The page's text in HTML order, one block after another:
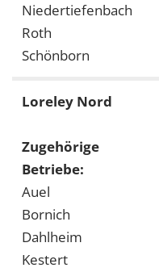
Niedertiefenbach
Roth
Schönborn
Loreley Nord
Zugehörige
Betriebe:
Auel
Bornich
Dahlheim
Kestert